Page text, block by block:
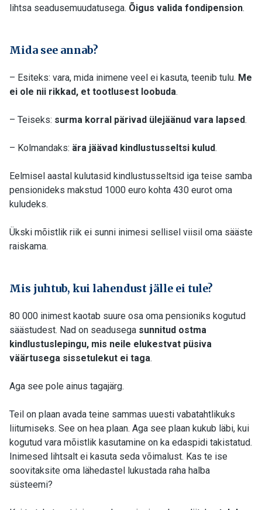
lihtsa seadusemuudatusega. Õigus valida fondipension.
Mida see annab?
– Esiteks: vara, mida inimene veel ei kasuta, teenib tulu. Me
ei ole nii rikkad, et tootlusest loobuda.
– Teiseks: surma korral pärivad ülejäänud vara lapsed.
– Kolmandaks: ära jäävad kindlustusseltsi kulud.
Eelmisel aastal kulutasid kindlustusseltsid iga teise samba
pensionideks makstud 1000 euro kohta 430 eurot oma
kuludeks.
Ükski mõistlik riik ei sunni inimesi sellisel viisil oma sääste
raiskama.
Mis juhtub, kui lahendust jälle ei tule?
80 000 inimest kaotab suure osa oma pensioniks kogutud
säästudest. Nad on seadusega sunnitud ostma
kindlustuslepingu, mis neile elukestvat püsiva
väärtusega sissetulekut ei taga.
Aga see pole ainus tagajärg.
Teil on plaan avada teine sammas uuesti vabatahtlikuks
liitumiseks. See on hea plaan. Aga see plaan kukub läbi, kui
kogutud vara mõistlik kasutamine on ka edaspidi takistatud.
Inimesed lihtsalt ei kasuta seda võimalust. Kas te ise
soovitaksite oma lähedastel lukustada raha halba
süsteemi?